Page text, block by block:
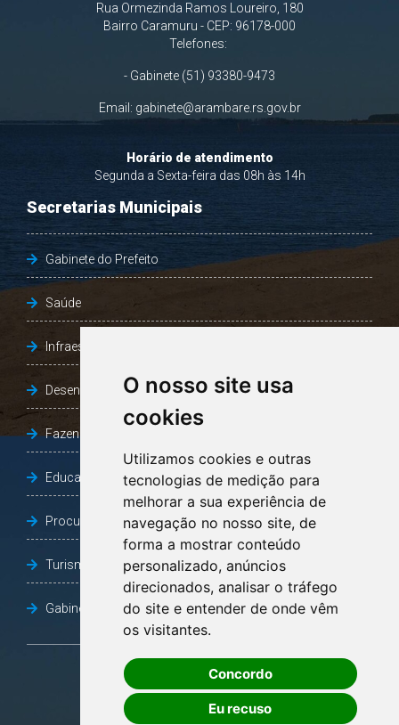
O nosso site usa
cookies
Utilizamos cookies e outras
tecnologias de medição para
melhorar a sua experiência de
navegação no nosso site, de
forma a mostrar conteúdo
personalizado, anúncios
direcionados, analisar o tráfego
do site e entender de onde vêm
os visitantes.
Concordo
Eu recuso
Rua Ormezinda Ramos Loureiro, 180
Bairro Caramuru - CEP: 96178-000
Telefones:
- Gabinete (51) 93380-9473
Email: gabinete@arambare.rs.gov.br
Horário de atendimento
Segunda a Sexta-feira das 08h às 14h
Secretarias Municipais
Gabinete do Prefeito
Saúde
Infraestrutura, Agricultura e Meio Ambiente
Desenvolvimento Social
Fazenda e Desenvolvimento Econômico
Educação
Procuradoria Geral do Município
Turismo, Desporto e Cultura
Gabinete Vice-Prefeito
OUVIDORIA